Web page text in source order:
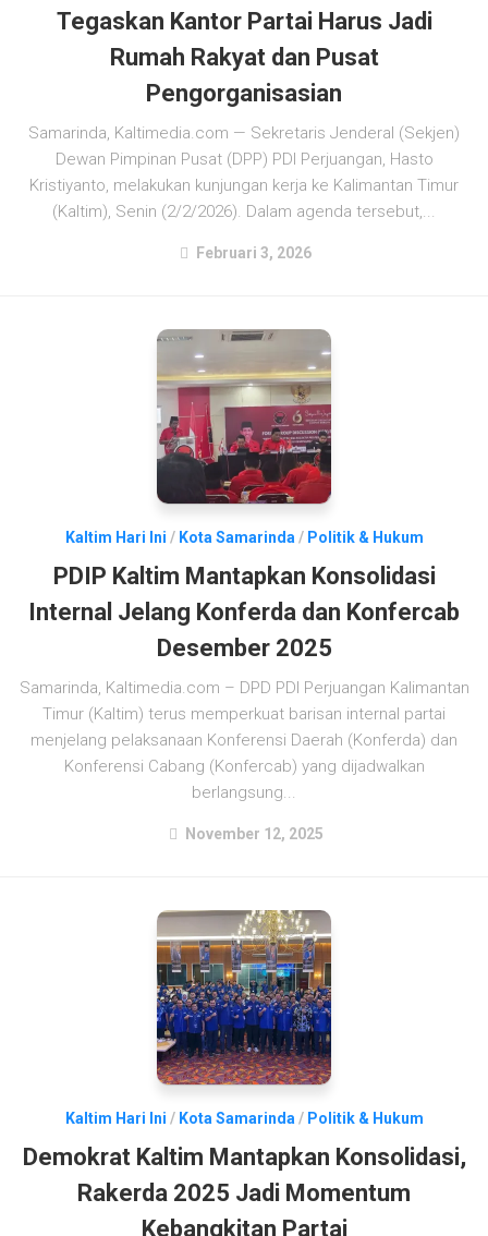
Tegaskan Kantor Partai Harus Jadi
Rumah Rakyat dan Pusat
Pengorganisasian
Samarinda, Kaltimedia.com — Sekretaris Jenderal (Sekjen)
Dewan Pimpinan Pusat (DPP) PDI Perjuangan, Hasto
Kristiyanto, melakukan kunjungan kerja ke Kalimantan Timur
(Kaltim), Senin (2/2/2026). Dalam agenda tersebut,...
Februari 3, 2026
Kaltim Hari Ini / Kota Samarinda / Politik & Hukum
PDIP Kaltim Mantapkan Konsolidasi
Internal Jelang Konferda dan Konfercab
Desember 2025
Samarinda, Kaltimedia.com – DPD PDI Perjuangan Kalimantan
Timur (Kaltim) terus memperkuat barisan internal partai
menjelang pelaksanaan Konferensi Daerah (Konferda) dan
Konferensi Cabang (Konfercab) yang dijadwalkan
berlangsung...
November 12, 2025
Kaltim Hari Ini / Kota Samarinda / Politik & Hukum
Demokrat Kaltim Mantapkan Konsolidasi,
Rakerda 2025 Jadi Momentum
Kebangkitan Partai